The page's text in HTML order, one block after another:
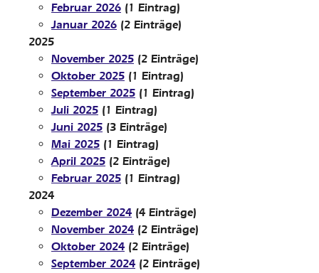
Februar 2026 (1 Eintrag)
Januar 2026 (2 Einträge)
2025
November 2025 (2 Einträge)
Oktober 2025 (1 Eintrag)
September 2025 (1 Eintrag)
Juli 2025 (1 Eintrag)
Juni 2025 (3 Einträge)
Mai 2025 (1 Eintrag)
April 2025 (2 Einträge)
Februar 2025 (1 Eintrag)
2024
Dezember 2024 (4 Einträge)
November 2024 (2 Einträge)
Oktober 2024 (2 Einträge)
September 2024 (2 Einträge)